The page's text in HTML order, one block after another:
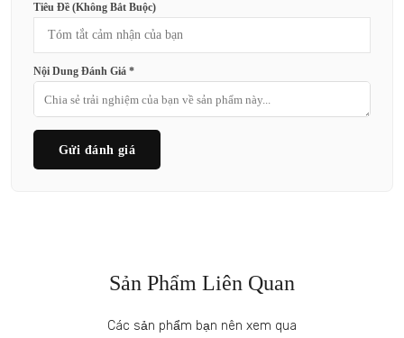
Tiêu Đề (không Bắt Buộc)
Nội Dung Đánh Giá *
Gửi đánh giá
Sản Phẩm Liên Quan
Các sản phẩm bạn nên xem qua